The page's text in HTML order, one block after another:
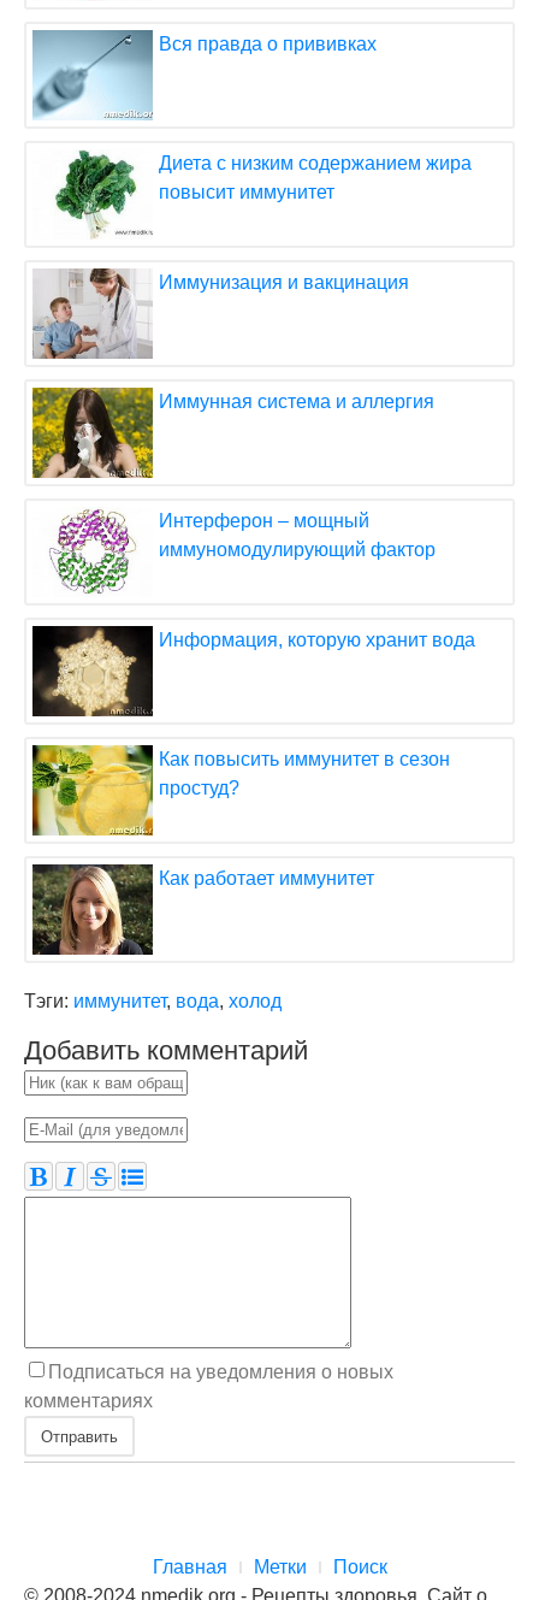
Вся правда о прививках
Диета с низким содержанием жира
повысит иммунитет
Иммунизация и вакцинация
Иммунная система и аллергия
Интерферон – мощный
иммуномодулирующий фактор
Информация, которую хранит вода
Как повысить иммунитет в сезон
простуд?
Как работает иммунитет
Тэги: иммунитет, вода, холод
Добавить комментарий
Подписаться на уведомления о новых
комментариях
Отправить
Главная Метки
Поиск